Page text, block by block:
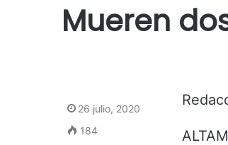
Mueren
26 julio, 2020
184